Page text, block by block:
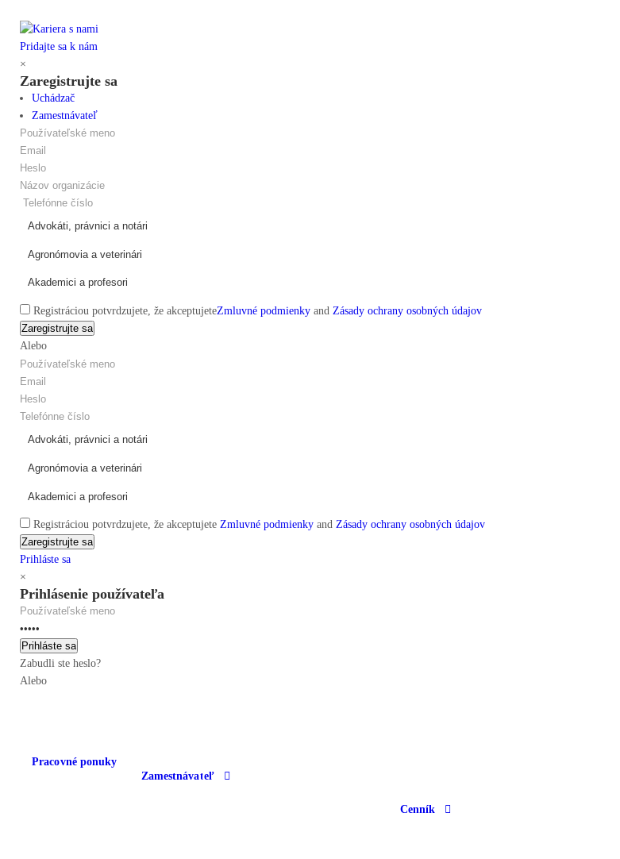
Pridajte sa k nám
×
Zaregistrujte sa
Uchádzač
Zamestnávateľ
Registráciou potvrdzujete, že akceptujeteZmluvné podmienky and Zásady ochrany osobných údajov
Alebo
Registráciou potvrdzujete, že akceptujete Zmluvné podmienky and Zásady ochrany osobných údajov
Prihláste sa
×
Prihlásenie používateľa
Zabudli ste heslo?
Alebo
Pracovné ponuky
Zamestnávateľ
Cenník